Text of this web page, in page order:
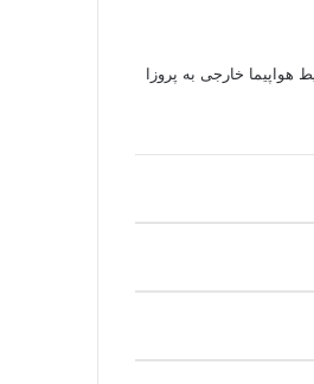
هواپیما خارجی به پروزا